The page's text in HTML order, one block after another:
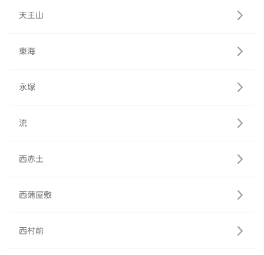
天王山
東海
永塚
流
西赤土
西蒲屋敷
西村前